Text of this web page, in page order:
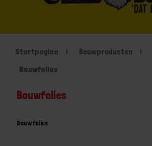
Startpagina Bouwproducten
Bouwfolies
Bouwfolies
Bouwfolies